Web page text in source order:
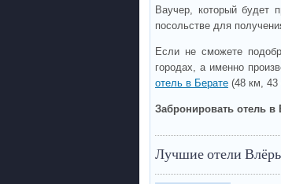
Ваучер, который будет
посольстве для
Если не сможете
городах, а именно
отель в Берате (48 км, 43
Забронировать отель в
Лучшие отели